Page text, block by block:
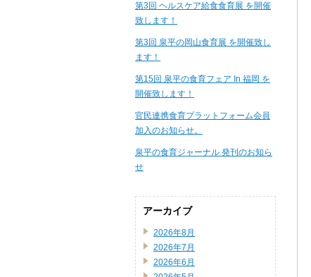
第3回 ヘルスケア給食食育展 を開催
致します！
第3回 泉平の岡山食育展 を開催致し
ます！
第15回 泉平の食育フェア In 福岡 を
開催致します！
官民連携食育プラットフォーム会員
加入のお知らせ。
泉平の食育ジャーナル 発刊のお知ら
せ
アーカイブ
2026年8月
2026年7月
2026年6月